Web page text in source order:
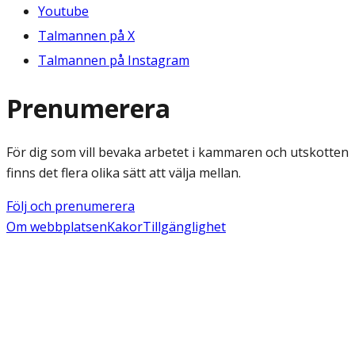
Youtube
Talmannen på X
Talmannen på Instagram
Prenumerera
För dig som vill bevaka arbetet i kammaren och utskotten
finns det flera olika sätt att välja mellan.
Följ och prenumerera
Om webbplatsenKakorTillgänglighet